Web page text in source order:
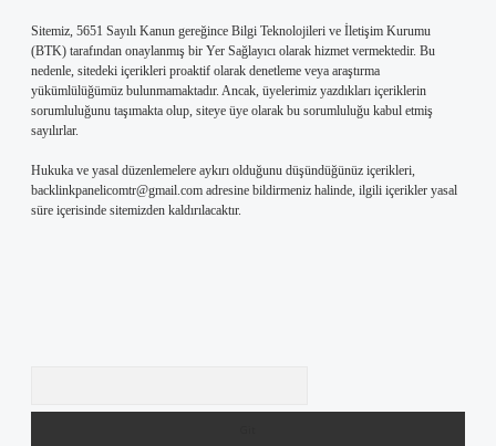
Sitemiz, 5651 Sayılı Kanun gereğince Bilgi Teknolojileri ve İletişim Kurumu
(BTK) tarafından onaylanmış bir Yer Sağlayıcı olarak hizmet vermektedir. Bu
nedenle, sitedeki içerikleri proaktif olarak denetleme veya araştırma
yükümlülüğümüz bulunmamaktadır. Ancak, üyelerimiz yazdıkları içeriklerin
sorumluluğunu taşımakta olup, siteye üye olarak bu sorumluluğu kabul etmiş
sayılırlar.
Hukuka ve yasal düzenlemelere aykırı olduğunu düşündüğünüz içerikleri,
backlinkpanelicomtr@gmail.com adresine bildirmeniz halinde, ilgili içerikler yasal
süre içerisinde sitemizden kaldırılacaktır.